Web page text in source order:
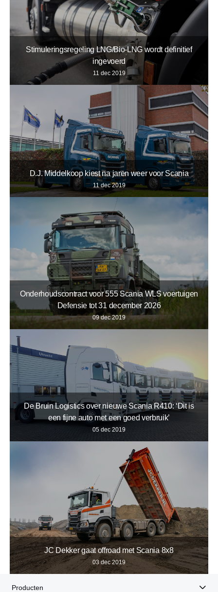
Stimuleringsregeling LNG/Bio-LNG wordt definitief
ingevoerd
11 dec 2019
D.J. Middelkoop kiest na jaren weer voor Scania
11 dec 2019
Onderhoudscontract voor 555 Scania WLS voertuigen
Defensie tot 31 december 2026
09 dec 2019
De Bruin Logistics over nieuwe Scania R410: ‘Dit is
een fijne auto met een goed verbruik’
05 dec 2019
JC Dekker gaat offroad met Scania 8x8
03 dec 2019
Producten